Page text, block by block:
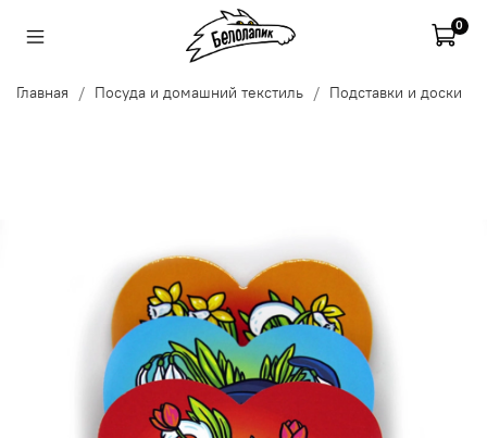
0
Главная Посуда и домашний текстиль Подставки и доски